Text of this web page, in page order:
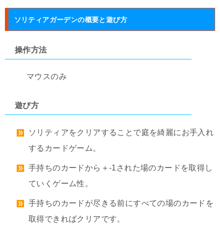
ソリティアガーデンの概要と遊び方
操作方法
マウスのみ
遊び方
ソリティアをクリアすることで庭を綺麗にお手入れ
するカードゲーム。
手持ちのカードから＋-1された場のカードを取得し
ていくゲーム性。
手持ちのカードが尽きる前にすべての場のカードを
取得できればクリアです。